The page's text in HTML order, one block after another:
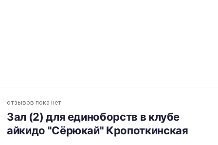
отзывов пока нет
Зал (2) для единоборств в клубе
айкидо "Сёрюкай" Кропоткинская